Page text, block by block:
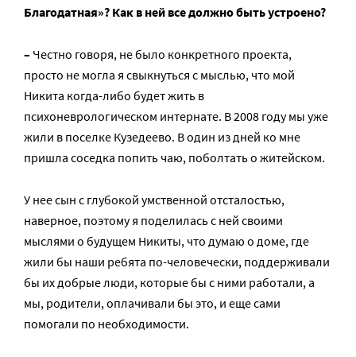
Благодатная»? Как в ней все должно быть устроено?
– Честно говоря, не было конкретного проекта,
просто не могла я свыкнуться с мыслью, что мой
Никита когда-либо будет жить в
психоневрологическом интернате. В 2008 году мы уже
жили в поселке Кузедеево. В один из дней ко мне
пришла соседка попить чаю, поболтать о житейском.
У нее сын с глубокой умственной отсталостью,
наверное, поэтому я поделилась с ней своими
мыслями о будущем Никиты, что думаю о доме, где
жили бы наши ребята по-человечески, поддерживали
бы их добрые люди, которые бы с ними работали, а
мы, родители, оплачивали бы это, и еще сами
помогали по необходимости.